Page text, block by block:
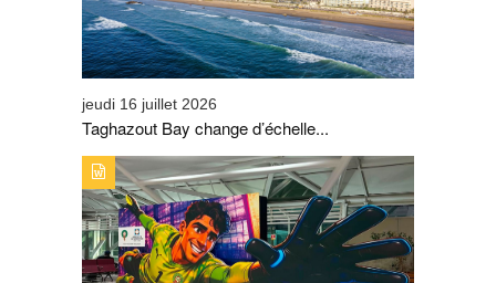
jeudi 16 juillet 2026
Taghazout Bay change d’échelle...
TYPE DE PUBLICATION : A_LA_UNETITRE : AIRPORTS
OF MOROCCO MOBILISÉ POUR ACCOMPAGNER LES
GRANDS DÉPARTS DES SUPPORTERS DES LIONS DE
L’ATLAS